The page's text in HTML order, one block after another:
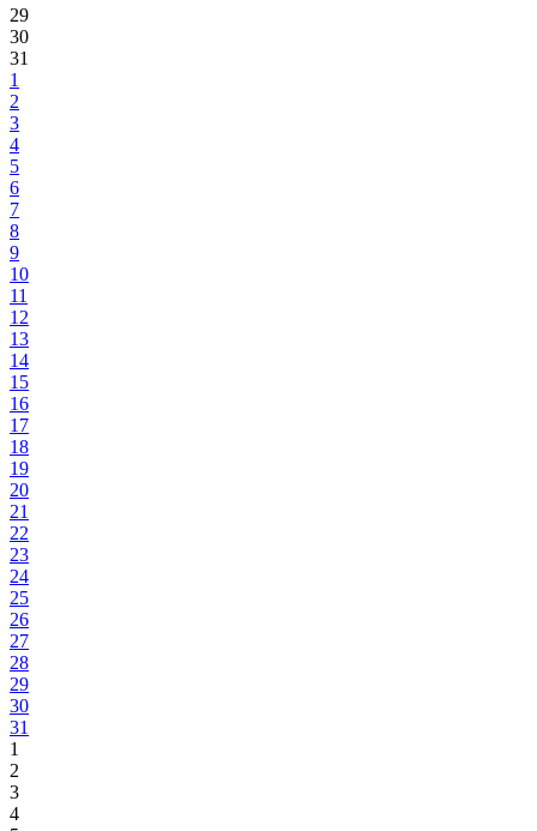
29
30
31
1
2
3
4
5
6
7
8
9
10
11
12
13
14
15
16
17
18
19
20
21
22
23
24
25
26
27
28
29
30
31
1
2
3
4